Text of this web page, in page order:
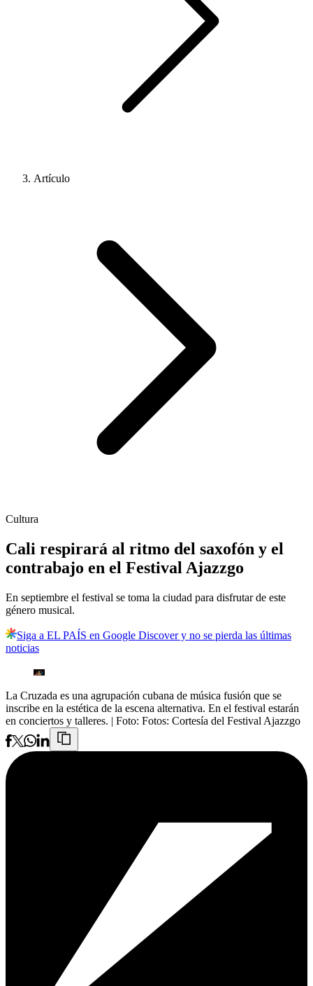
Artículo
Cultura
Cali respirará al ritmo del saxofón y el
contrabajo en el Festival Ajazzgo
En septiembre el festival se toma la ciudad para disfrutar de este
género musical.
Siga a EL PAÍS en Google Discover y no se pierda las últimas
noticias
La Cruzada es una agrupación cubana de música fusión que se
inscribe en la estética de la escena alternativa. En el festival estarán
en conciertos y talleres. | Foto: Fotos: Cortesía del Festival Ajazzgo